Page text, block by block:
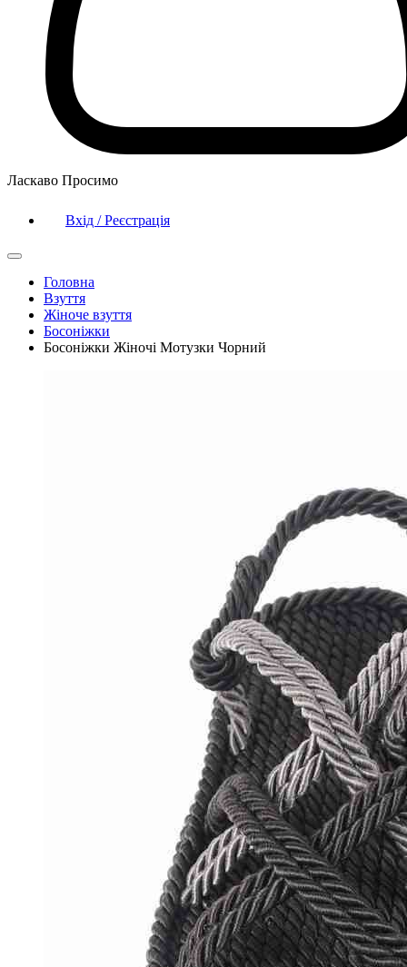
Ласкаво Просимо
Вхід / Реєстрація
Головна
Взуття
Жіноче взуття
Босоніжки
Босоніжки Жіночі Мотузки Чорний